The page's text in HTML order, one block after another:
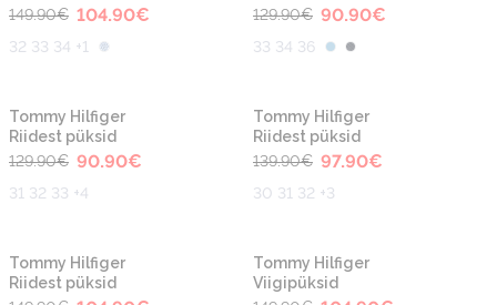
149.90€ 104.90€
32 33 34 +1
129.90€ 90.90€
33 34 36
-30%
Tommy Hilfiger
Riidest püksid
129.90€ 90.90€
31 32 33 +4
-30%
Tommy Hilfiger
Riidest püksid
139.90€ 97.90€
30 31 32 +3
-30%
Tommy Hilfiger
Riidest püksid
-30%
Tommy Hilfiger
Viigipüksid